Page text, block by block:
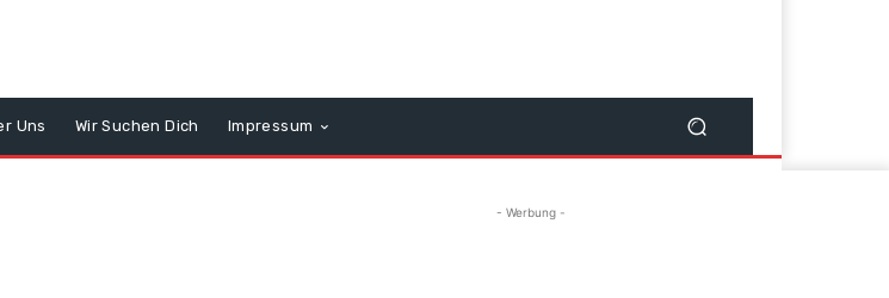
Uns Wir Suchen Dich Impressum
- Werbung -